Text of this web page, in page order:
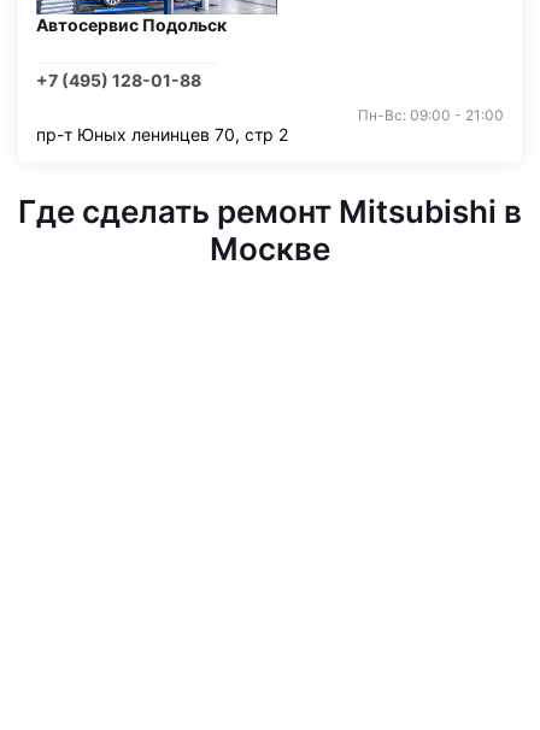
Автосервис Подольск
+7 (495) 128-01-88
Пн-Вс: 09:00 - 21:00
пр-т Юных ленинцев 70, стр 2
Где сделать ремонт Mitsubishi в
Москве